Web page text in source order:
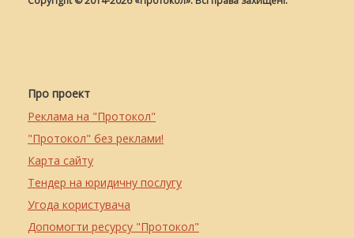
Про проект
Реклама на "Протокол"
"Протокол" без реклами!
Карта сайту
Тендер на юридичну послугу
Угода користувача
Допомогти ресурсу "Протокол"